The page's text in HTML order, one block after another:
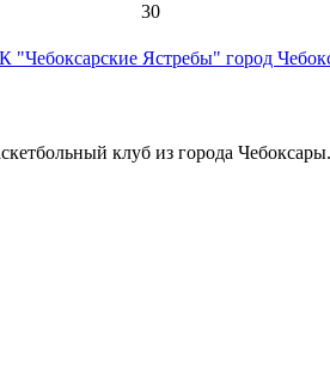
30
клуб из города